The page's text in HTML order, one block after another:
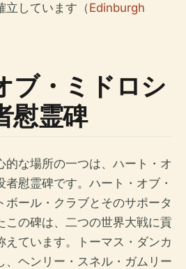
立しています（Edinburgh
ブ・ミドロシ
慰霊碑
的な場所の一つは、ハート・オ
慰霊碑です。ハート・オブ・
ボール・クラブとそのサポータ
この碑は、二つの世界大戦に貢
えています。トーマス・ダンカ
、ヘンリー・スネル・ガムリー